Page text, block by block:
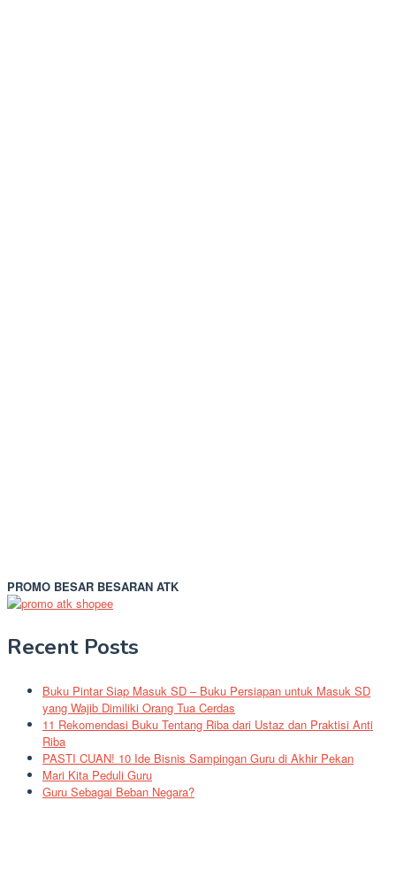
PROMO BESAR BESARAN ATK
Recent Posts
Buku Pintar Siap Masuk SD – Buku Persiapan untuk Masuk SD
yang Wajib Dimiliki Orang Tua Cerdas
11 Rekomendasi Buku Tentang Riba dari Ustaz dan Praktisi Anti
Riba
PASTI CUAN! 10 Ide Bisnis Sampingan Guru di Akhir Pekan
Mari Kita Peduli Guru
Guru Sebagai Beban Negara?